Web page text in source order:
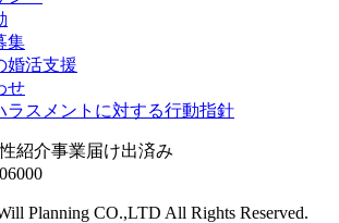
集
婚活支援
せ
ラスメントに対する行動指針
紹介事業届け出済み
Planning CO.,LTD All Rights Reserved.